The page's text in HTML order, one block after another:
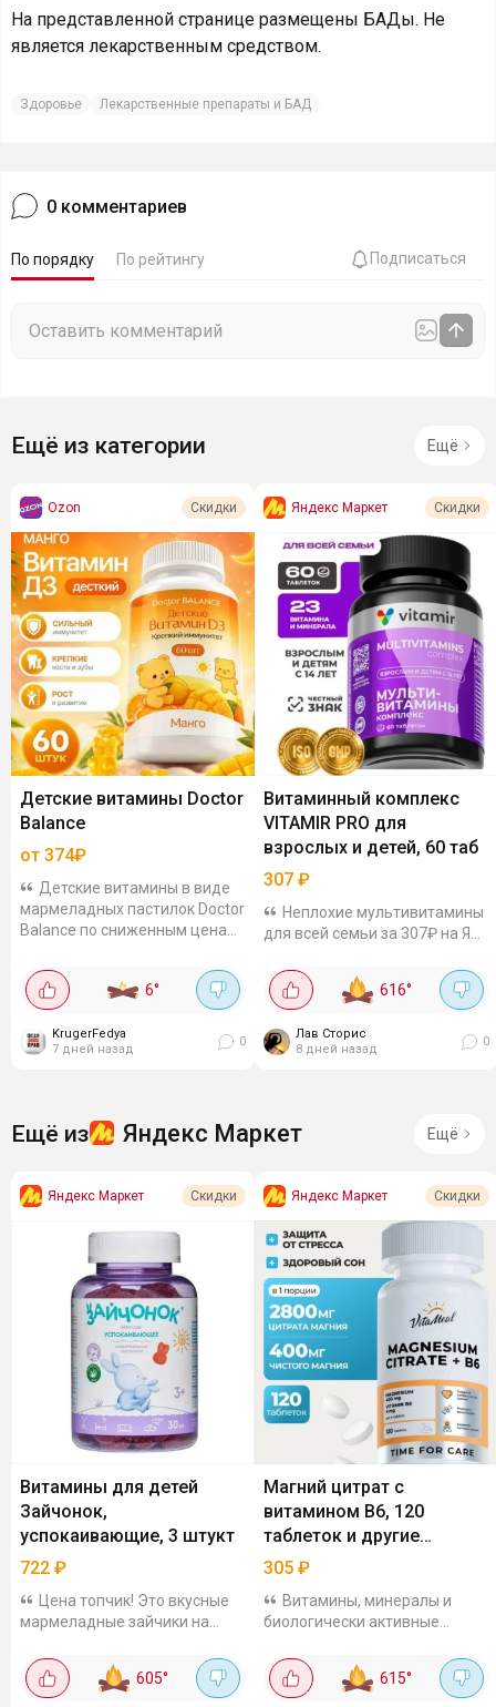
На представленной странице размещены БАДы. Не
является лекарственным средством.
Здоровье Лекарственные препараты и БАД
0 комментариев
По порядку По рейтингу Подписаться
Ещё из категории Ещё
Ozon Скидки
Детские витамины Doctor
Balance
от 374₽
Детские витамины в виде
мармеладных пастилок Doctor
Balance по сниженным ценам
коду. Например в
ассортименте есть: Комплекс
для спокойствия,...
6°
KrugerFedya
7 дней назад
0
Яндекс Маркет Скидки
Витаминный комплекс
VITAMIR PRO для
взрослых и детей, 60 таб
307 ₽
Неплохие мультивитамины
для всей семьи за 307₽ на ЯМ.
хороший промокод 20VITA20
даёт дополнительную скидку
августа - так что...
616°
Лав Сторис
8 дней назад
0
Ещё из Яндекс Маркет Ещё
Яндекс Маркет Скидки
Витамины для детей
Зайчонок,
успокаивающие, 3 штукт
722 ₽
Цена топчик! Это вкусные
мармеладные зайчики на
яблока и вишни с мягким
успокаивающим действием
605°
Яндекс Маркет Скидки
Магний цитрат с
витамином В6, 120
таблеток и другие
витамины VitaMeal
305 ₽
Витамины, минералы и
биологически активные
дополнительной скидкой по
промокоду. Так магний цитрат
615°